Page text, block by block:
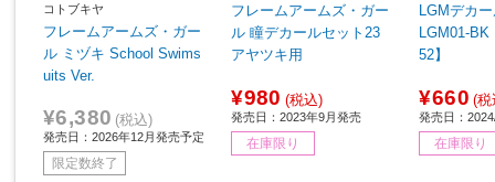
コトブキヤ
フレームアームズ・ガー
ル ミヅキ School Swims
uits Ver.
¥6,380 (税込)
発売日：2026年12月発売予定
限定数終了
フレームアームズ・ガー
ル 瞳デカールセット23
アヤツキ用
¥980 (税込)
発売日：2023年9月発売
在庫限り
LGMデカ
LGM01-BK ブラック 【8
52】
¥660 (税
発売日：
在庫限り